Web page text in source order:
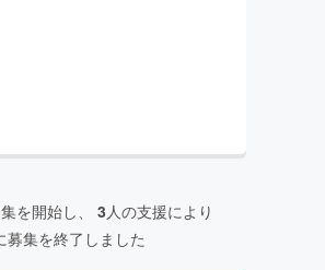
を開始し、 3人の支援により
募集を終了しました